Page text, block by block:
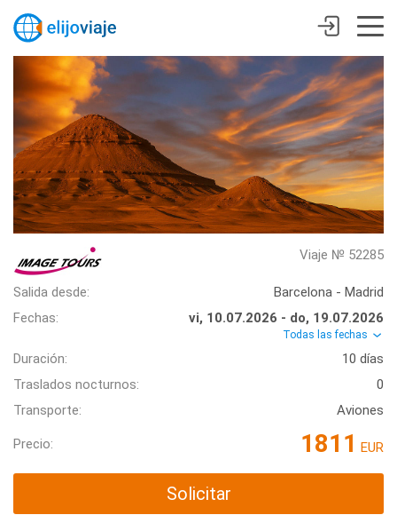
Viaje № 52285
Salida desde:
Barcelona - Madrid
Fechas:
vi, 10.07.2026 - do, 19.07.2026
Todas las fechas
Duración:
10 días
Traslados nocturnos:
0
Transporte:
Aviones
Precio: 1811 EUR
Solicitar